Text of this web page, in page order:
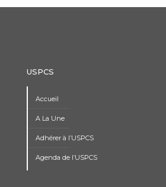
USPCS
Accueil
A La Une
Adhérer à l’USPCS
Agenda de l’USPCS